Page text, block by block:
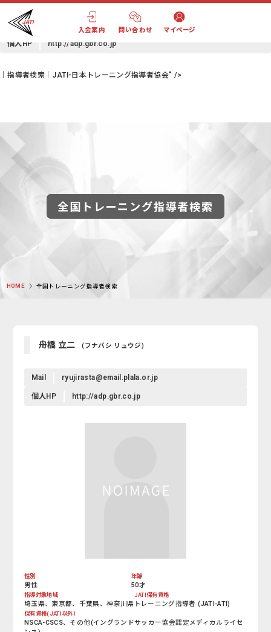
舟橋 立二(フナバシ リュウジ)
Mail ryujirasta@email.plala.or.jp
個人HP http://adp.gbr.co.jp
｜指導者検索｜JATI-日本トレーニング指導者協会" />
入会案内 問い合わせ マイページ
全国トレーニング指導者検索
HOME 全国トレーニング指導者検索
舟橋 立二 (フナバシ リュウジ)
Mail ryujirasta@email.plala.or.jp
個人HP http://adp.gbr.co.jp
性別
男性
年齢
50才
指導対象地域
埼玉県、東京都、千葉県、神奈川県
JATI保有資格
トレーニング指導者 (JATI-ATI)
保有資格(JATI以外）
NSCA-CSCS、その他(イングランドサッカー協会認定メディカルライセ